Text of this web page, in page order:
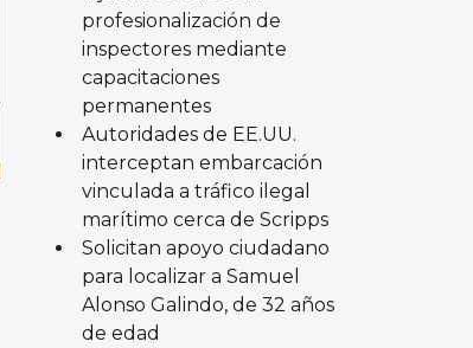
profesionalización de
inspectores mediante
capacitaciones
permanentes
Autoridades de EE.UU.
interceptan embarcación
vinculada a tráfico ilegal
marítimo cerca de Scripps
Solicitan apoyo ciudadano
para localizar a Samuel
Alonso Galindo, de 32 años
de edad